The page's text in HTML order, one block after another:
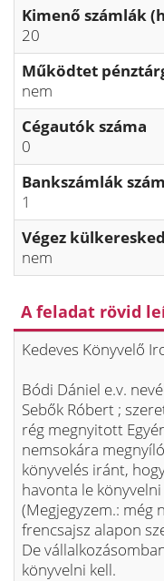
Kimenő számlák
20
Működtet
nem
Cégautók száma
0
Bankszámlák
1
Végez
nem
A feladat rövid
Kedeves Könyvelő
Bódi Dániel e.v.
Sebők Róbert ;
rég megnyitott
nemsokára
könyvelés iránt,
havonta le
(Megjegyzem.: még
frencsajsz alapon
De
könyvelni kell.